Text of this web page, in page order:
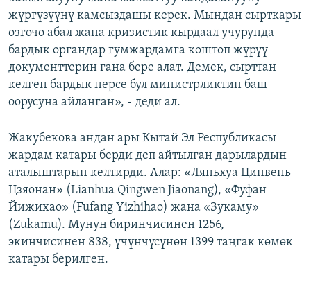
жүргүзүүнү камсыздашы керек. Мындан сырткары
өзгөчө абал жана кризистик кырдаал учурунда
бардык органдар гумжардамга коштоп жүрүү
документтерин гана бере алат. Демек, сырттан
келген бардык нерсе бул министрликтин баш
оорусуна айланган», - деди ал.
Жакубекова андан ары Кытай Эл Республикасы
жардам катары берди деп айтылган дарылардын
аталыштарын келтирди. Алар: «Ляньхуа Цинвень
Цзяонан» (Lianhua Qingwen Jiaonang), «Фуфан
Йижихао» (Fufang Yizhihao) жана «Зукаму»
(Zukamu). Мунун биринчисинен 1256,
экинчисинен 838, үчүнчүсүнөн 1399 таңгак көмөк
катары берилген.